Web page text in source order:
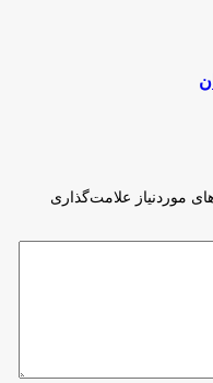
موردنیاز علامت‌گذاری